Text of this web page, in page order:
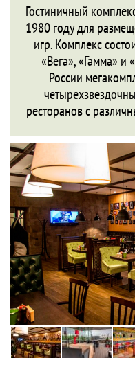
Гостиничный
1980 году для
игр. Комплекс
«Вега», «Гамма» и
России
ресторанов с